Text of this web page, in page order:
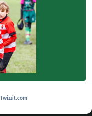
Twizzit.com